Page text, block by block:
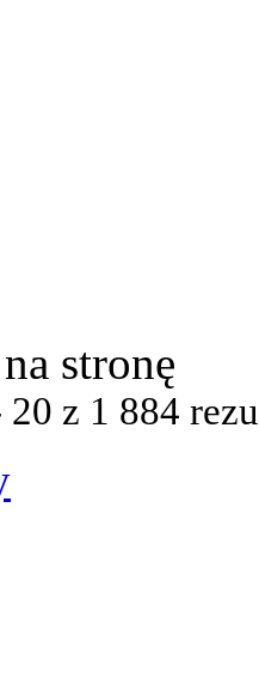
stronę
z 1 884